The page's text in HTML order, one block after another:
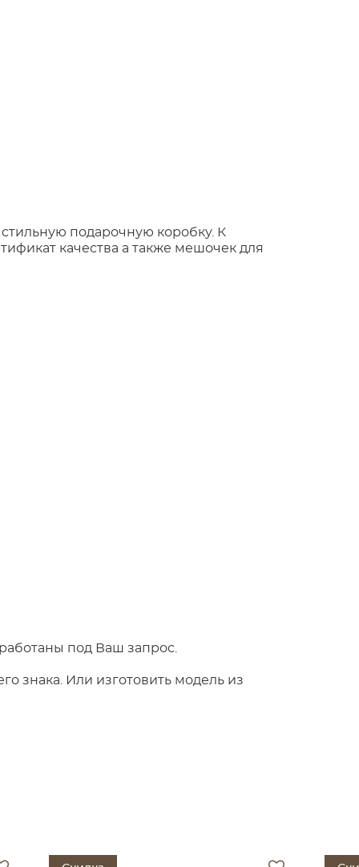
подарочную коробку. К
качества а также мешочек для
под Ваш запрос.
знака. Или изготовить модель из